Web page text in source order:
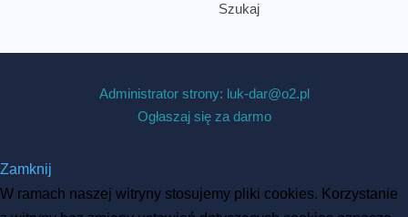
Szukaj
Administrator strony: luk-dar@o2.pl
Ogłaszaj się za darmo
Zamknij
W ramach naszej witryny stosujemy pliki cookies. Korzystanie